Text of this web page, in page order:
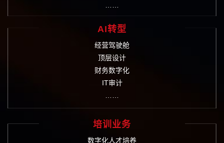
……
AI转型
经营驾驶舱
顶层设计
财务数字化
IT审计
……
培训业务
数字化人才培养